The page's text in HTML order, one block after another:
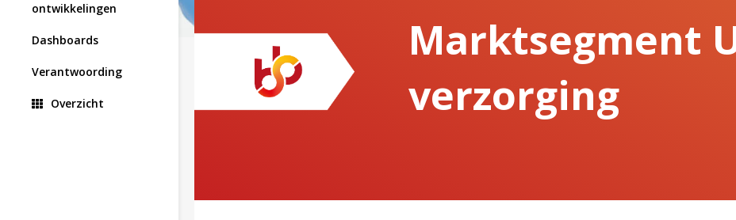
ontwikkelingen
Dashboards
Verantwoording
Overzicht
Marktsegment
verzorging